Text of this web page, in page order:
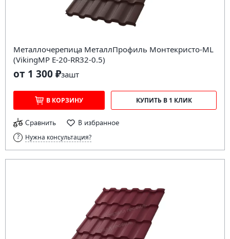
Металлочерепица МеталлПрофиль Монтекристо-ML
(VikingMP E-20-RR32-0.5)
от 1 300 ₽зашт
В КОРЗИНУ КУПИТЬ В 1 КЛИК
Сравнить В избранное
Нужна консультация?